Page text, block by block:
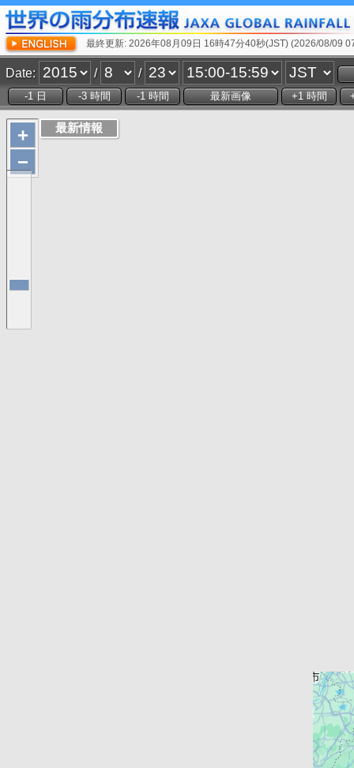
最終更新: 2026年08月09日 16時47分40秒(JST) (2026/08/09
Date: / /
+
−